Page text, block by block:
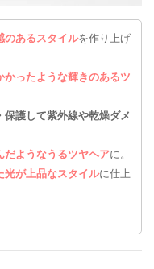
のあるスタイルを作り上げ
かったような輝きのあるツ
護して紫外線や乾燥ダメ
だようなうるツヤヘアに。
光が上品なスタイルに仕上